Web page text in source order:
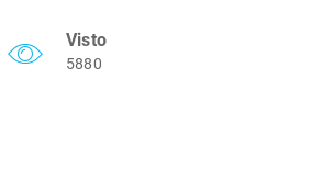
Visto
5880